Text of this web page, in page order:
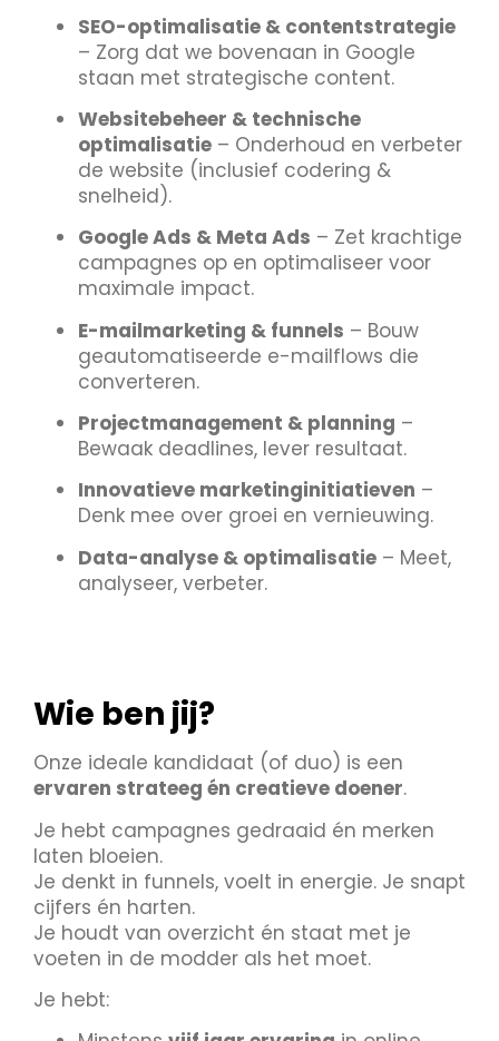
SEO-optimalisatie & contentstrategie
– Zorg dat we bovenaan in Google
staan met strategische content.
Websitebeheer & technische
optimalisatie – Onderhoud en verbeter
de website (inclusief codering &
snelheid).
Google Ads & Meta Ads – Zet krachtige
campagnes op en optimaliseer voor
maximale impact.
E-mailmarketing & funnels – Bouw
geautomatiseerde e-mailflows die
converteren.
Projectmanagement & planning –
Bewaak deadlines, lever resultaat.
Innovatieve marketinginitiatieven –
Denk mee over groei en vernieuwing.
Data-analyse & optimalisatie – Meet,
analyseer, verbeter.
Wie ben jij?
Onze ideale kandidaat (of duo) is een
ervaren strateeg én creatieve doener.
Je hebt campagnes gedraaid én merken
laten bloeien.
Je denkt in funnels, voelt in energie. Je snapt
cijfers én harten.
Je houdt van overzicht én staat met je
voeten in de modder als het moet.
Je hebt: